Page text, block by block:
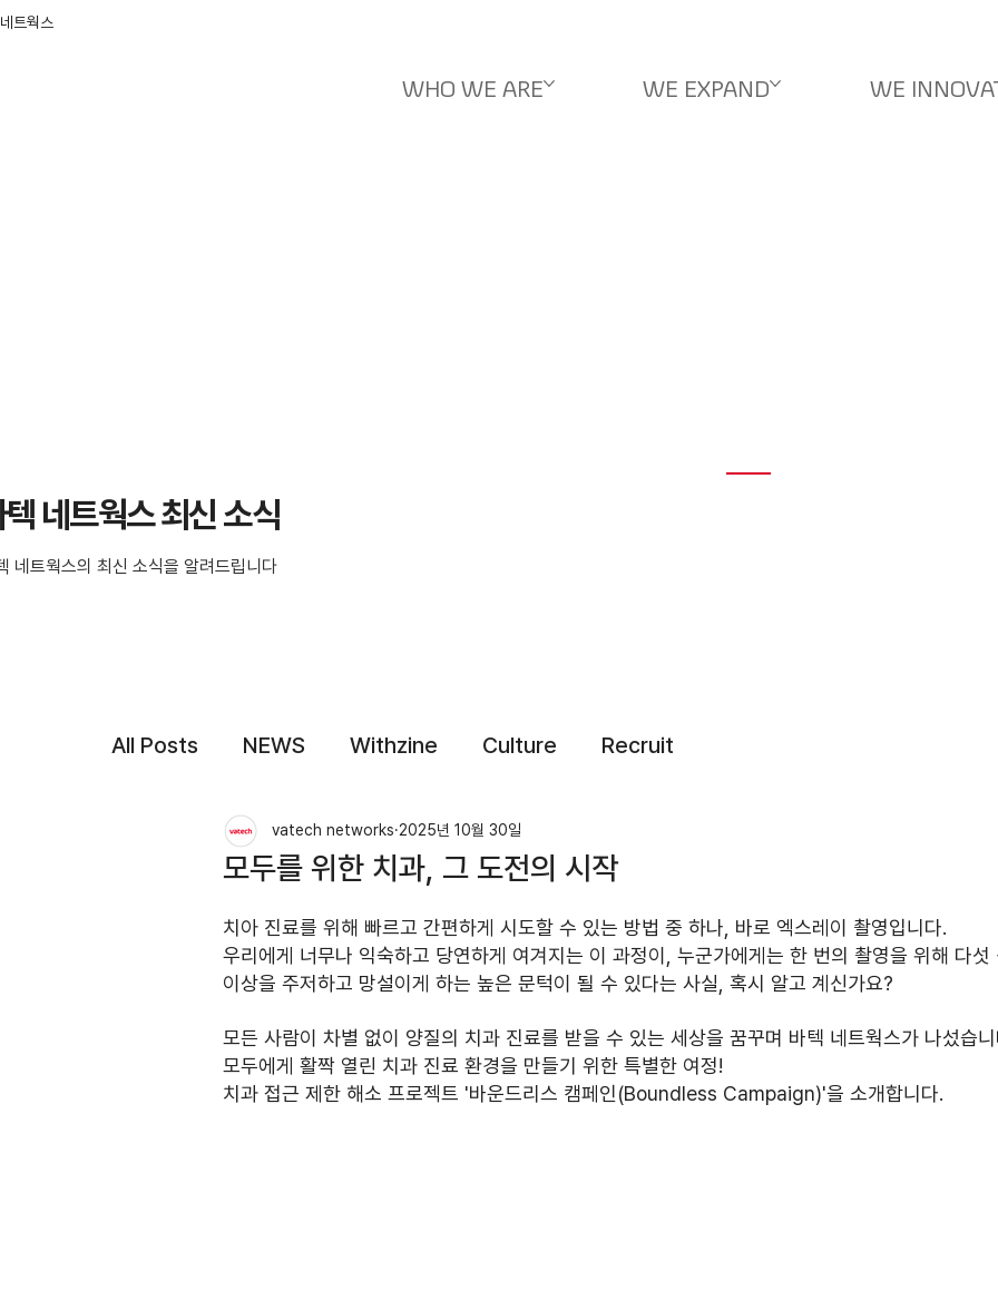
트웍스
WHO WE ARE WE EXPAND WE
네트웍스 최신 소식
네트웍스의 최신 소식을 알려드립니다
All Posts NEWS Withzine Culture Recruit
모두를 위한 치과, 그 도전의 시작
vatech networks 2025년 10월 30일
치아 진료를 위해 빠르고 간편하게 시도할 수 있는 방법 중 하나, 바로 엑스레이 촬영입니다.
우리에게 너무나 익숙하고 당연하게 여겨지는 이 과정이, 누군가에게는 한 번의 촬영을 위해 다
이상을 주저하고 망설이게 하는 높은 문턱이 될 수 있다는 사실, 혹시 알고 계신가요?
모든 사람이 차별 없이 양질의 치과 진료를 받을 수 있는 세상을 꿈꾸며 바텍 네트웍스가 나섰습
모두에게 활짝 열린 치과 진료 환경을 만들기 위한 특별한 여정!
치과 접근 제한 해소 프로젝트 '바운드리스 캠페인(Boundless Campaign)'을 소개합니다.